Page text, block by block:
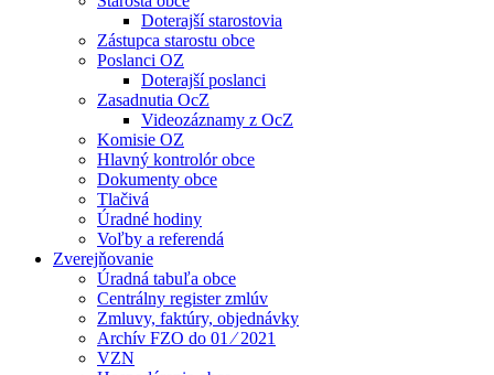
Doterajší starostovia
Zástupca starostu obce
Poslanci OZ
Doterajší poslanci
Zasadnutia OcZ
Videozáznamy z OcZ
Komisie OZ
Hlavný kontrolór obce
Dokumenty obce
Tlačivá
Úradné hodiny
Voľby a referendá
Zverejňovanie
Úradná tabuľa obce
Centrálny register zmlúv
Zmluvy, faktúry, objednávky
Archív FZO do 01 ⁄ 2021
VZN